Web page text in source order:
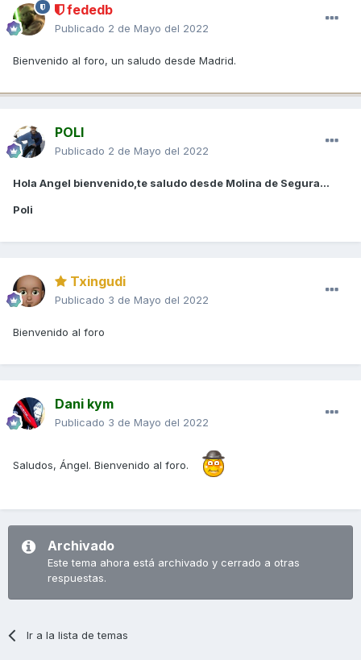
fededb
Publicado 2 de Mayo del 2022
Bienvenido al foro, un saludo desde Madrid.
POLI
Publicado 2 de Mayo del 2022
Hola Angel bienvenido,te saludo desde Molina de Segura...
Poli
Txingudi
Publicado 3 de Mayo del 2022
Bienvenido al foro
Dani kym
Publicado 3 de Mayo del 2022
Saludos, Ángel. Bienvenido al foro.
Archivado
Este tema ahora está archivado y cerrado a otras
respuestas.
Ir a la lista de temas